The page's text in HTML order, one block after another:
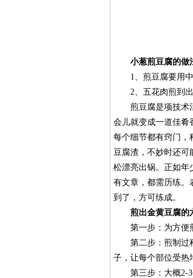
小葱煎豆腐的做
1、煎豆腐要用中
2、五花肉煎到出
煎豆腐是项技术活
会儿就变成一道佳肴
每个细节都有窍门，
豆腐渣，不妙时还可
松漂亮出锅。正如年
有文章，都需历练。
到了，方可练成。
煎出金黄豆腐的
第一步：为方便煎
第二步：煎制过程
子，让每个部位受热
第三步：大概2-3